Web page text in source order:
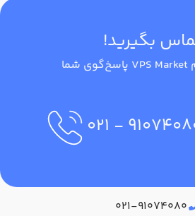
بگیرید!
همکاران ما در تیم VPS Market پاسخ‌گوی شما
- ۰۲۱
۰۲۱-۹۱۰۷۴۰۸۰